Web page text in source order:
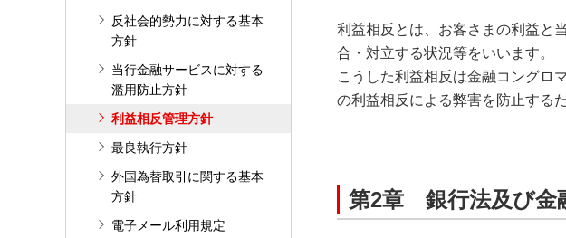
反社会的勢力に対する基本
方針
当行金融サービスに対する
濫用防止方針
利益相反管理方針
最良執行方針
外国為替取引に関する基本
方針
電子メール利用規定
利益相反とは、お客さまの利益と
合・対立する状況等をいいます。
こうした利益相反は金融コングロ
の利益相反による弊害を防止する
第2章 銀行法及び金